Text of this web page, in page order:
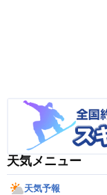
天気メニュー
天気予報